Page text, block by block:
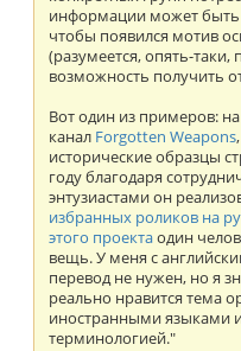
информации может быть
чтобы появился мотив
(разумеется, опять-таки,
возможность получить
Вот один из примеров:
канал Forgotten Weapons
исторические образцы
году благодаря
энтузиастами он
избранных роликов на
этого проектаодин
вещь. У меня с
перевод не нужен, но я
реально нравится тема
иностранными языками
терминологией."